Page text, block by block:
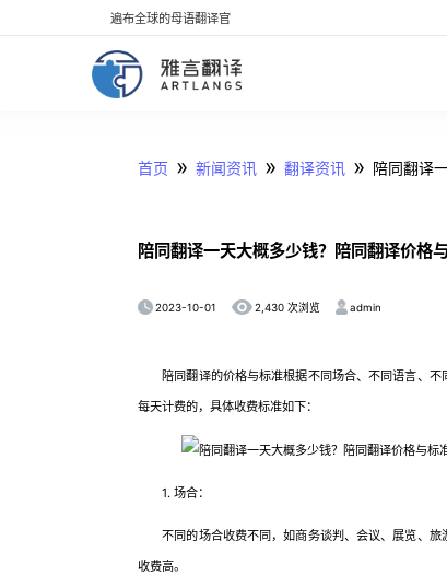
遍布全球的母语翻译官
首页 » 新闻资讯 » 翻译资讯 » 陪同翻译
陪同翻译一天大概多少钱？陪同翻译价格与
2023-10-01 2,430 次浏览 admin
陪同翻译的价格与标准根据不同场合、不同语言、不
每天计费的，具体收费标准如下：
1. 场合：
不同的场合收费不同，如商务谈判、会议、展览、旅
收费高。